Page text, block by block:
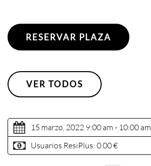
RESERVAR PLAZA
VER TODOS
15 marzo, 2022 9:00 am - 10:00 am
Usuarios ResiPlus: 0.00 €